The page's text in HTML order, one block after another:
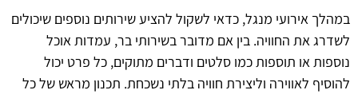
במהלך אירועי מנגל, כדאי לשקול להציע שירותים נוספים שיכולים
לשדרג את החוויה. בין אם מדובר בשירותי בר, עמדות אוכל
נוספות או תוספות כמו סלטים ודברים מתוקים, כל פרט יכול
להוסיף לאווירה וליצירת חוויה בלתי נשכחת. תכנון מראש של כל